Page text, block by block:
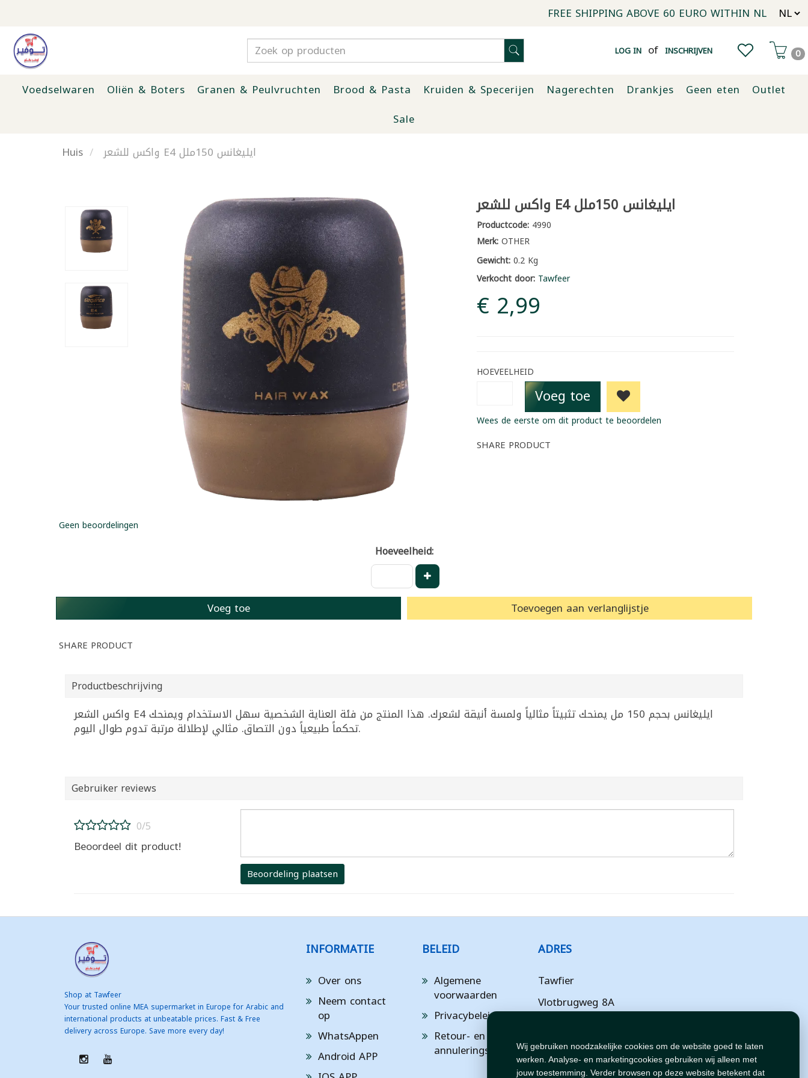
Wij gebruiken noodzakelijke cookies om de website goed te laten
werken. Analyse- en marketingcookies gebruiken wij alleen met
jouw toestemming. Verder browsen op deze website betekent dat
FREE SHIPPING ABOVE 60 EURO WITHIN NL
LOG IN of INSCHRIJVEN 0
Voedselwaren Oliën & Boters Granen & Peulvruchten Brood & Pasta Kruiden & Specerijen Nagerechten Drankjes Geen eten
Outlet
Sale
Huis
واكس للشعر E4 ايليغانس 150ملل
واكس للشعر E4 ايليغانس 150ملل
Productcode:4990
Merk:OTHER
Gewicht:0.2 Kg
Verkocht door: Tawfeer
€ 2,99
HOEVEELHEID
Voeg toe
Wees de eerste om dit product te beoordelen
SHARE PRODUCT
Geen beoordelingen
Hoeveelheid:
Voeg toe Toevoegen aan verlanglijstje
SHARE PRODUCT
Productbeschrijving
واكس الشعر E4 ايليغانس بحجم 150 مل يمنحك تثبيتاً مثالياً ولمسة أنيقة لشعرك. هذا المنتج من فئة العناية الشخصية سهل الاستخدام ويمنحك
تحكماً طبيعياً دون التصاق. مثالي لإطلالة مرتبة تدوم طوال اليوم.
Gebruiker reviews
0/5
Beoordeel dit product!
Beoordeling plaatsen
Shop at Tawfeer
Your trusted online MEA supermarket in Europe for Arabic and
international products at unbeatable prices. Fast & Free
delivery across Europe. Save more every day!
INFORMATIE
Over ons
Neem contact
op
WhatsAppen
Android APP
BELEID
Algemene
voorwaarden
Privacybeleid
Retour- en
annuleringsbeleid
ADRES
Tawfier
Vlotbrugweg 8A
Flevoland
NL